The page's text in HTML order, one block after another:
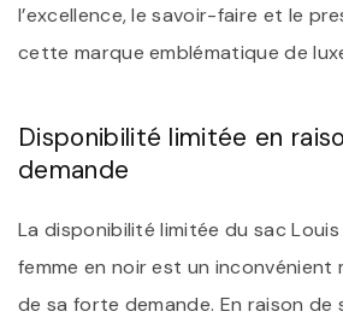
l’excellence, le savoir-faire et le
cette marque emblématique de
Disponibilité limitée en
demande
La disponibilité limitée du sac
femme en noir est un inconvénient
de sa forte demande. En raison